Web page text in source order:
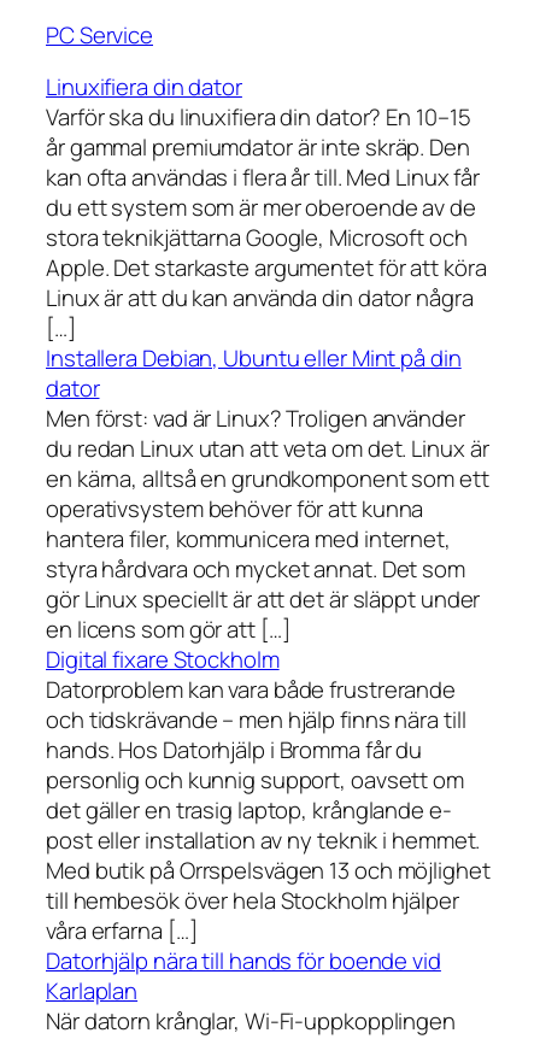
PC Service
Linuxifiera din dator
Varför ska du linuxifiera din dator? En 10–15
år gammal premiumdator är inte skräp. Den
kan ofta användas i flera år till. Med Linux får
du ett system som är mer oberoende av de
stora teknikjättarna Google, Microsoft och
Apple. Det starkaste argumentet för att köra
Linux är att du kan använda din dator några
[…]
Installera Debian, Ubuntu eller Mint på din
dator
Men först: vad är Linux? Troligen använder
du redan Linux utan att veta om det. Linux är
en kärna, alltså en grundkomponent som ett
operativsystem behöver för att kunna
hantera filer, kommunicera med internet,
styra hårdvara och mycket annat. Det som
gör Linux speciellt är att det är släppt under
en licens som gör att […]
Digital fixare Stockholm
Datorproblem kan vara både frustrerande
och tidskrävande – men hjälp finns nära till
hands. Hos Datorhjälp i Bromma får du
personlig och kunnig support, oavsett om
det gäller en trasig laptop, krånglande e-
post eller installation av ny teknik i hemmet.
Med butik på Orrspelsvägen 13 och möjlighet
till hembesök över hela Stockholm hjälper
våra erfarna […]
Datorhjälp nära till hands för boende vid
Karlaplan
När datorn krånglar, Wi-Fi-uppkopplingen